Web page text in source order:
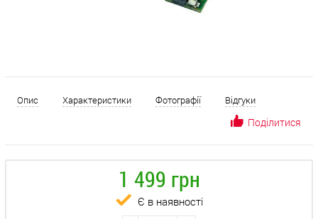
Опис Характеристики Фотографії Відгуки
Поділитися
1 499 грн
Є в наявності